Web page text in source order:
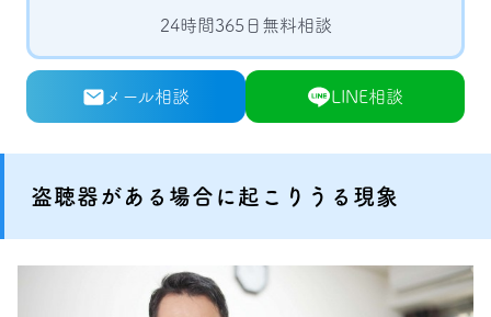
24時間365日無料相談
メール相談 LINE相談
盗聴器がある場合に起こりうる現象